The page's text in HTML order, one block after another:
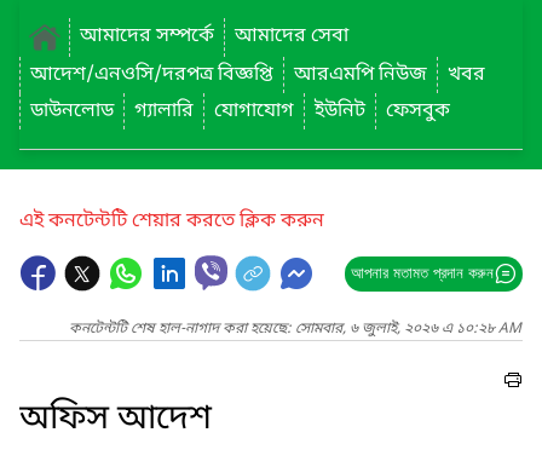
আমাদের সম্পর্কে
আমাদের সেবা
আদেশ/এনওসি/দরপত্র বিজ্ঞপ্তি
আরএমপি নিউজ
খবর
ডাউনলোড
গ্যালারি যোগাযোগ ইউনিট ফেসবুক
এই কনটেন্টটি শেয়ার করতে ক্লিক করুন
আপনার মতামত প্রদান করুন
কনটেন্টটি শেষ হাল-নাগাদ করা হয়েছে: সোমবার, ৬ জুলাই, ২০২৬ এ ১০:২৮ AM
অফিস আদেশ